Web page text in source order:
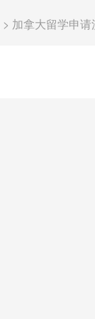
> 加拿大留学申请